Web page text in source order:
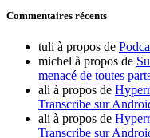
Commentaires récents
tuli à propos de
michel à propos de
menacé de toutes
ali à propos de
Transcribe sur
ali à propos de
Transcribe sur